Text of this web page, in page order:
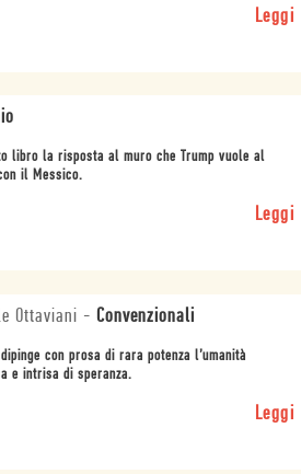
Leggi
libro la risposta al muro che Trump vuole al
il Messico.
Leggi
Ottaviani - Convenzionali
con prosa di rara potenza l’umanità
e intrisa di speranza.
Leggi